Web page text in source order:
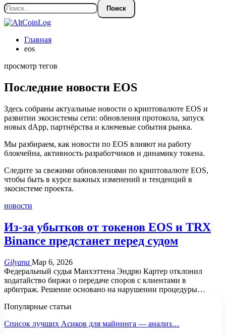
Главная
eos
просмотр тегов
Последние новости EOS
Здесь собраны актуальные новости о криптовалюте EOS и
развитии экосистемы сети: обновления протокола, запуск
новых dApp, партнёрства и ключевые события рынка.
Мы разбираем, как новости по EOS влияют на работу
блокчейна, активность разработчиков и динамику токена.
Следите за свежими обновлениями по криптовалюте EOS,
чтобы быть в курсе важных изменений и тенденций в
экосистеме проекта.
новости
Из-за убытков от токенов EOS и TRX
Binance предстанет перед судом
Gilyana Мар 6, 2026
Федеральный судья Манхэттена Эндрю Картер отклонил
ходатайство биржи о передаче споров с клиентами в
арбитраж. Решение основано на нарушении процедуры…
Популярные статьи
Список лучших Асиков для майнинга — анализ…